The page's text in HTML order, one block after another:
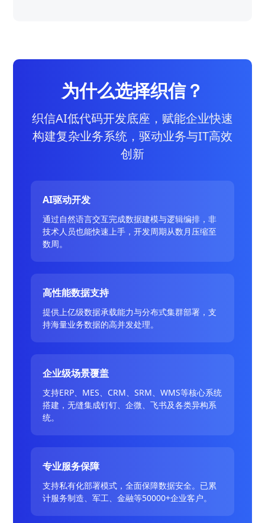
为什么选择织信？
织信AI低代码开发底座，赋能企业快速
构建复杂业务系统，驱动业务与IT高效
创新
AI驱动开发
通过自然语言交互完成数据建模与逻辑编排，非
技术人员也能快速上手，开发周期从数月压缩至
数周。
高性能数据支持
提供上亿级数据承载能力与分布式集群部署，支
持海量业务数据的高并发处理。
企业级场景覆盖
支持ERP、MES、CRM、SRM、WMS等核心系统
搭建，无缝集成钉钉、企微、飞书及各类异构系
统。
专业服务保障
支持私有化部署模式，全面保障数据安全。已累
计服务制造、军工、金融等50000+企业客户。